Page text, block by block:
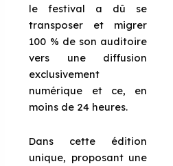
le festival a dû se
transposer et migrer
100 % de son auditoire
vers une diffusion
exclusivement
numérique et ce, en
moins de 24 heures.
Dans cette édition
unique, proposant une